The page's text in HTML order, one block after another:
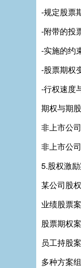
-规定股票
-附带的投
-实施的约
-股票期权
-行权速度
期权与期
非上市公
非上市公
5.股权激
某公司股
业绩股票
股票期权
员工持股
多种方案